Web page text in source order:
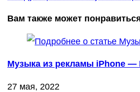
Вам также может
Музыка из рекламы iPhone —
27 мая, 2022